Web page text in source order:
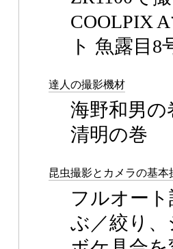
COOLPIX
ト 魚露目8
達人の撮影機材
海野和男の
清明の巻
昆虫撮影とカメラの基本
フルオー
ぶ／絞り、